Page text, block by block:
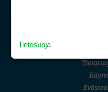
(digi)
Tietosuoja